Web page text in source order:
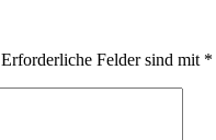
Erforderliche Felder sind mit *